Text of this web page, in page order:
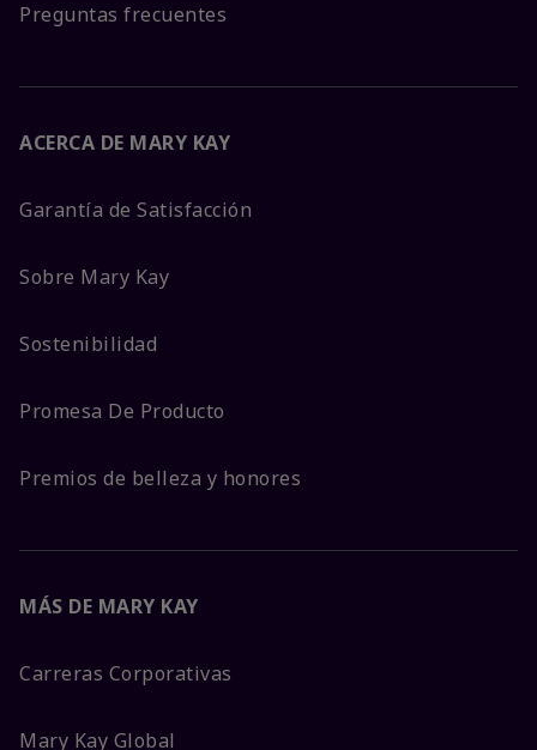
Preguntas frecuentes
ACERCA DE MARY KAY
Garantía de Satisfacción
Sobre Mary Kay
Sostenibilidad
Promesa De Producto
Premios de belleza y honores
MÁS DE MARY KAY
Carreras Corporativas
Mary Kay Global